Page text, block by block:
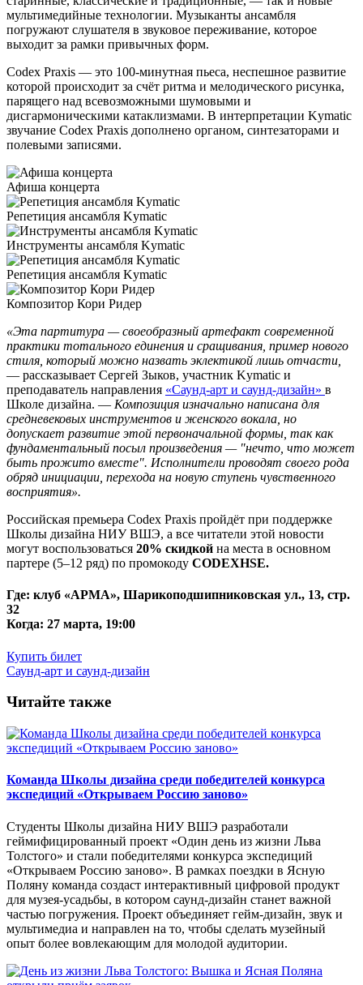
мультимедийные технологии. Музыканты ансамбля
погружают слушателя в звуковое переживание, которое
выходит за рамки привычных форм.
Codex Praxis — это 100-минутная пьеса, неспешное развитие
которой происходит за счёт ритма и мелодического рисунка,
парящего над всевозможными шумовыми и
дисгармоническими катаклизмами. В интерпретации Kymatic
звучание Codex Praxis дополнено органом, синтезаторами и
полевыми записями.
Афиша концерта
Репетиция ансамбля Kymatic
Инструменты ансамбля Kymatic
Репетиция ансамбля Kymatic
Композитор Кори Ридер
«Эта партитура — своеобразный артефакт современной
практики тотального единения и сращивания, пример нового
стиля, который можно назвать эклектикой лишь отчасти,
— рассказывает Сергей Зыков, участник Kymatic и
преподаватель направления «Саунд-арт и саунд-дизайн» в
Школе дизайна. — Композиция изначально написана для
средневековых инструментов и женского вокала, но
допускает развитие этой первоначальной формы, так как
фундаментальный посыл произведения — "нечто, что может
быть прожито вместе". Исполнители проводят своего рода
обряд инициации, перехода на новую ступень чувственного
восприятия​​​​​​​».
Российская премьера Codex Praxis пройдёт при поддержке
Школы дизайна НИУ ВШЭ, а все читатели этой новости
могут воспользоваться 20% скидкой на места в основном
партере (5–12 ряд) по промокоду CODEXHSE.
Где: клуб «АРМА», Шарикоподшипниковская ул., 13, стр.
32
Когда: 27 марта, 19:00
Купить билет
Саунд-арт и саунд-дизайн
Читайте также
Команда Школы дизайна среди победителей конкурса
экспедиций «Открываем Россию заново»
Студенты Школы дизайна НИУ ВШЭ разработали
геймифицированный проект «Один день из жизни Льва
Толстого» и стали победителями конкурса экспедиций
«Открываем Россию заново». В рамках поездки в Ясную
Поляну команда создаст интерактивный цифровой продукт
для музея-усадьбы, в котором саунд-дизайн станет важной
частью погружения. Проект объединяет гейм-дизайн, звук и
мультимедиа и направлен на то, чтобы сделать музейный
опыт более вовлекающим для молодой аудитории.